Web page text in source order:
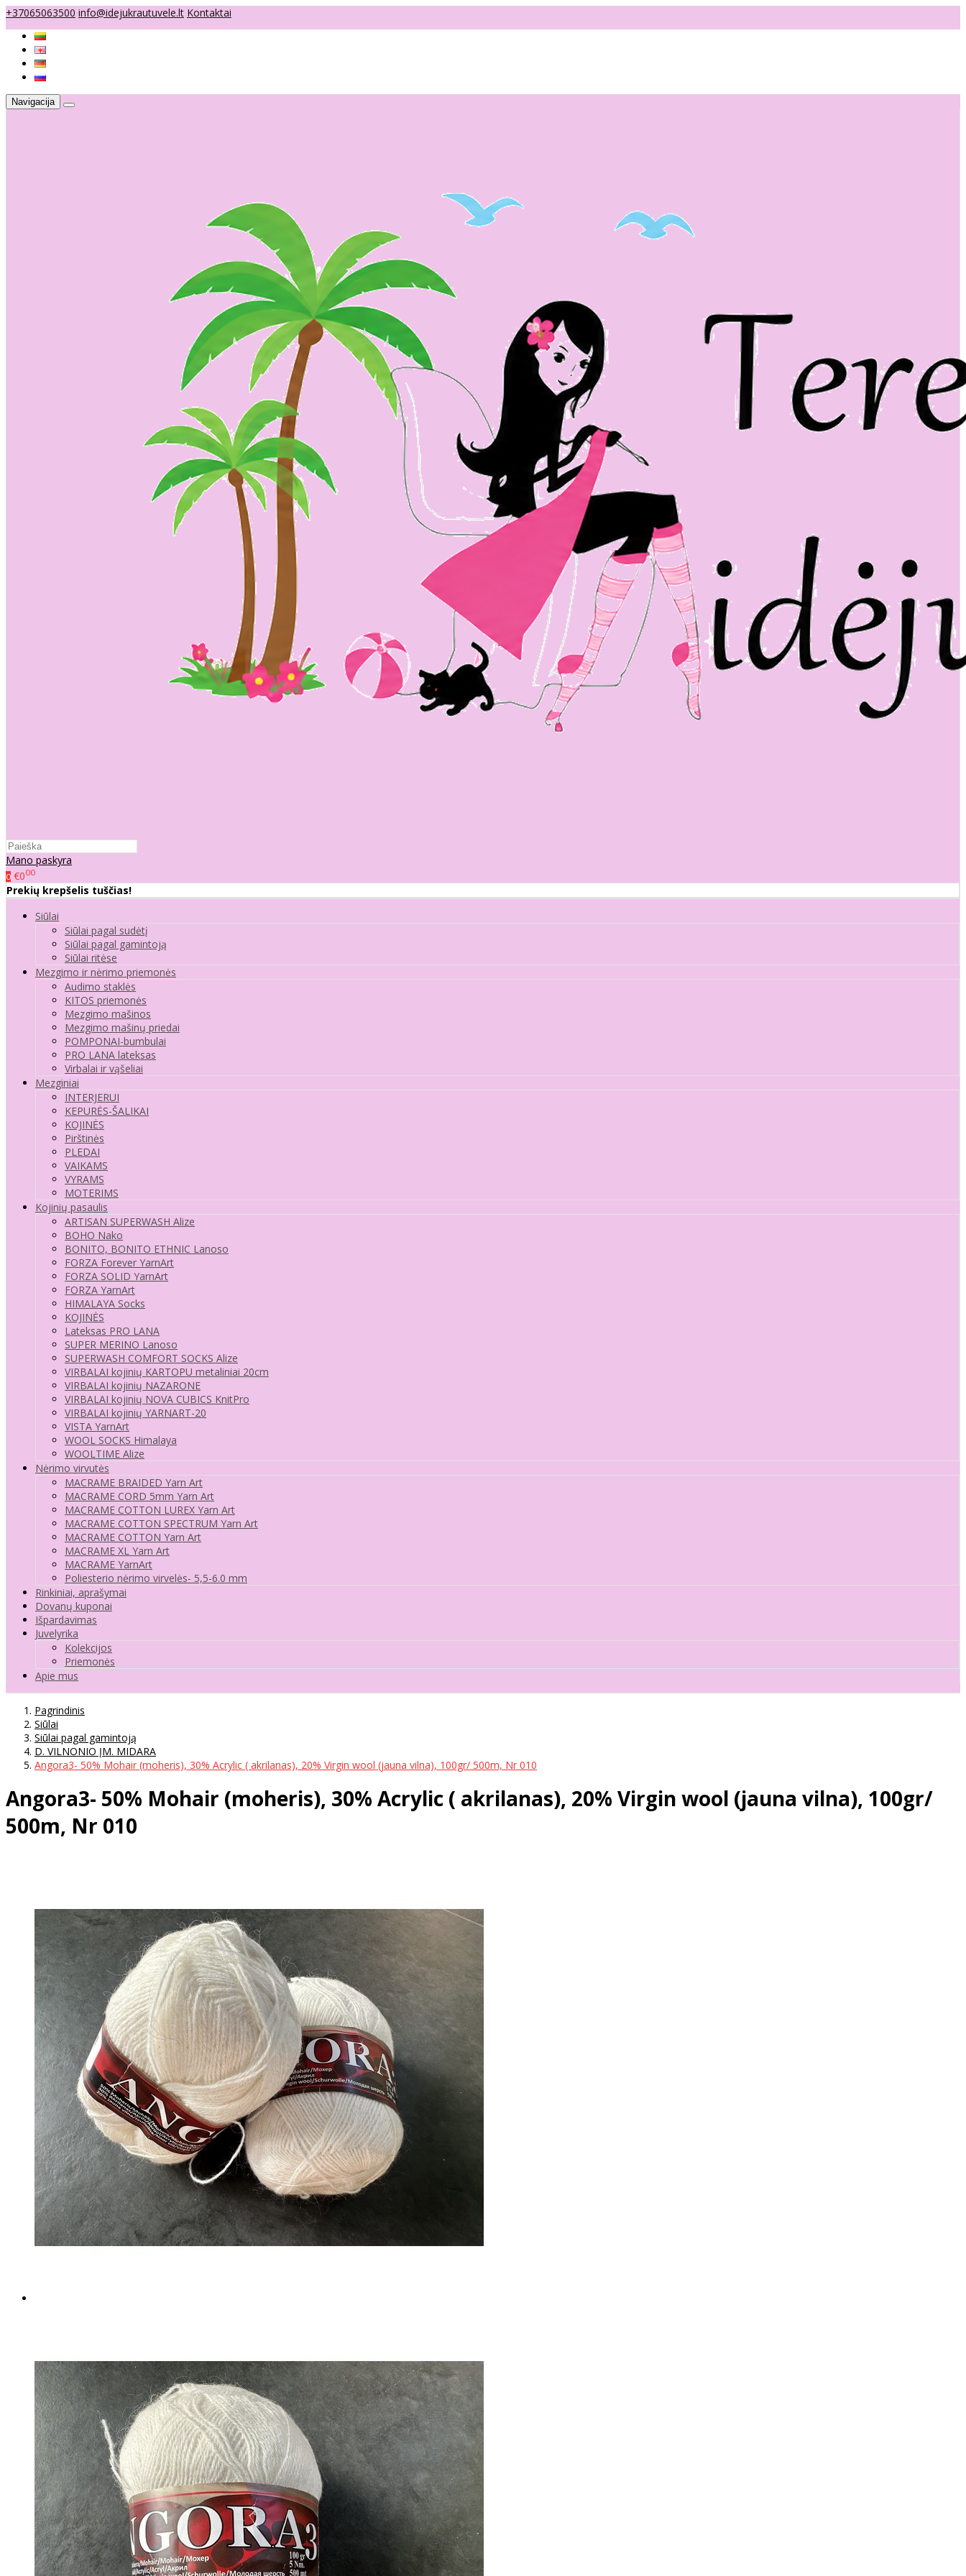
+37065063500 info@idejukrautuvele.lt Kontaktai
Navigacija
Mano paskyra
0 €000
Prekių krepšelis tuščias!
Siūlai
Siūlai pagal sudėtį
Siūlai pagal gamintoją
Siūlai ritėse
Mezgimo ir nėrimo priemonės
Audimo staklės
KITOS priemonės
Mezgimo mašinos
Mezgimo mašinų priedai
POMPONAI-bumbulai
PRO LANA lateksas
Virbalai ir vąšeliai
Mezginiai
INTERJERUI
KEPURĖS-ŠALIKAI
KOJINĖS
Pirštinės
PLEDAI
VAIKAMS
VYRAMS
MOTERIMS
Kojinių pasaulis
ARTISAN SUPERWASH Alize
BOHO Nako
BONITO, BONITO ETHNIC Lanoso
FORZA Forever YarnArt
FORZA SOLID YarnArt
FORZA YarnArt
HIMALAYA Socks
KOJINĖS
Lateksas PRO LANA
SUPER MERINO Lanoso
SUPERWASH COMFORT SOCKS Alize
VIRBALAI kojinių KARTOPU metaliniai 20cm
VIRBALAI kojinių NAZARONE
VIRBALAI kojinių NOVA CUBICS KnitPro
VIRBALAI kojinių YARNART-20
VISTA YarnArt
WOOL SOCKS Himalaya
WOOLTIME Alize
Nėrimo virvutės
MACRAME BRAIDED Yarn Art
MACRAME CORD 5mm Yarn Art
MACRAME COTTON LUREX Yarn Art
MACRAME COTTON SPECTRUM Yarn Art
MACRAME COTTON Yarn Art
MACRAME XL Yarn Art
MACRAME YarnArt
Poliesterio nėrimo virvelės- 5,5-6.0 mm
Rinkiniai, aprašymai
Dovanų kuponai
Išpardavimas
Juvelyrika
Kolekcijos
Priemonės
Apie mus
Pagrindinis
Siūlai
Siūlai pagal gamintoją
D. VILNONIO ĮM. MIDARA
Angora3- 50% Mohair (moheris), 30% Acrylic ( akrilanas), 20% Virgin wool (jauna vilna), 100gr/ 500m, Nr 010
Angora3- 50% Mohair (moheris), 30% Acrylic ( akrilanas), 20% Virgin wool (jauna vilna), 100gr/
500m, Nr 010